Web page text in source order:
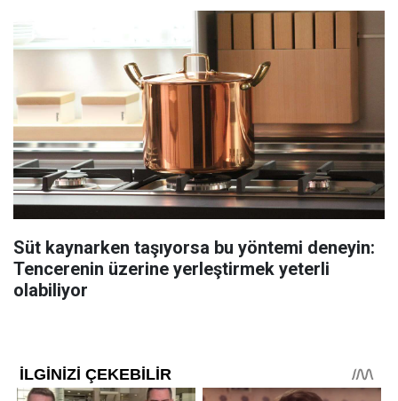
Süt kaynarken taşıyorsa bu yöntemi deneyin:
Tencerenin üzerine yerleştirmek yeterli
olabiliyor